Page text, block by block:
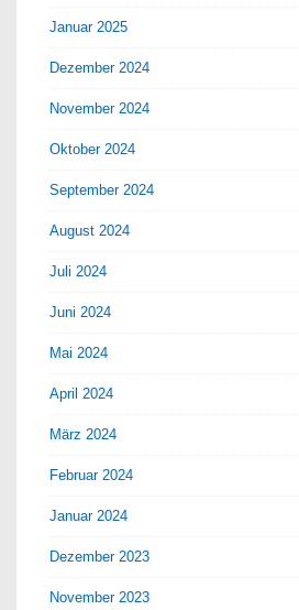
Januar 2025
Dezember 2024
November 2024
Oktober 2024
September 2024
August 2024
Juli 2024
Juni 2024
Mai 2024
April 2024
März 2024
Februar 2024
Januar 2024
Dezember 2023
November 2023